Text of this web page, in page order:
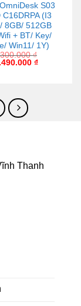
S03
C16DRPA (I3
8GB/ 512GB
+ BT/ Key/
Win11/ 1Y)
₫
₫
Thanh